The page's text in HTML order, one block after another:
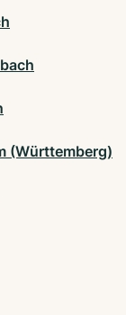
(Württemberg)